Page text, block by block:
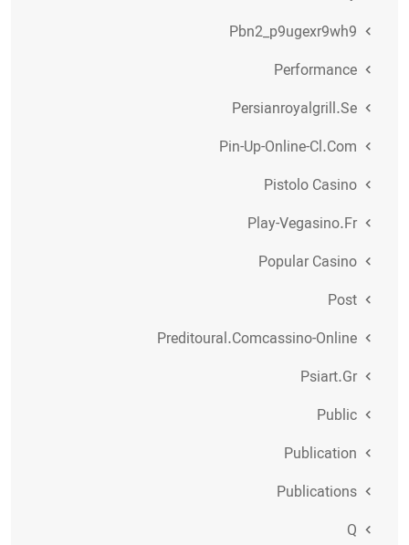
Pbn2_p9ugexr9wh9
Performance
Persianroyalgrill.se
Pin-Up-Online-Cl.com
Pistolo Casino
Play-Vegasino.fr
Popular Casino
Post
Preditoural.comcassino-Online
Psiart.gr
Public
Publication
Publications
Q